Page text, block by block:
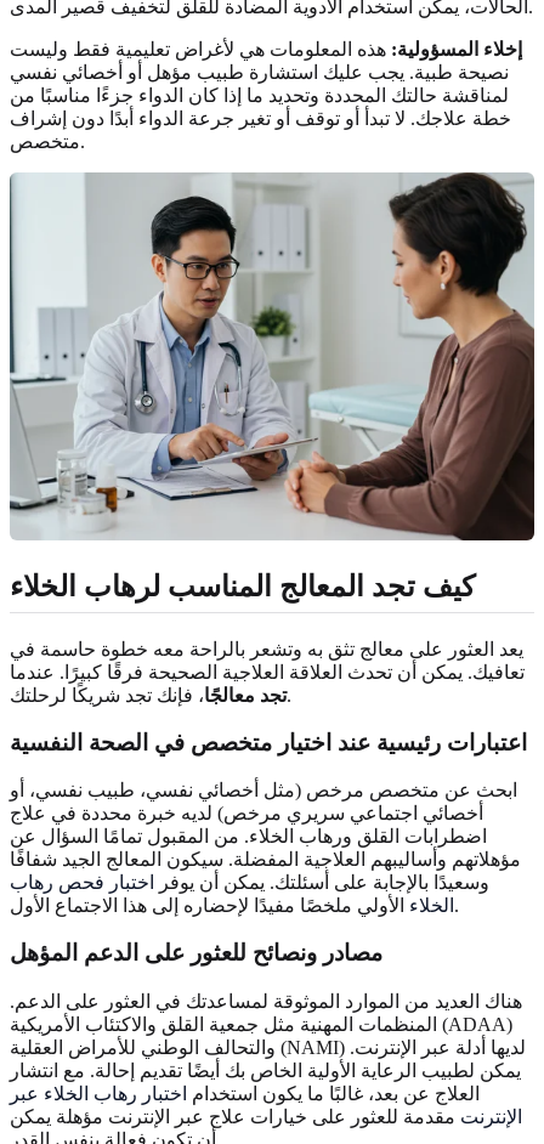
الحالات، يمكن استخدام الأدوية المضادة للقلق لتخفيف قصير المدى.
إخلاء المسؤولية: هذه المعلومات هي لأغراض تعليمية فقط وليست
نصيحة طبية. يجب عليك استشارة طبيب مؤهل أو أخصائي نفسي
لمناقشة حالتك المحددة وتحديد ما إذا كان الدواء جزءًا مناسبًا من
خطة علاجك. لا تبدأ أو توقف أو تغير جرعة الدواء أبدًا دون إشراف
متخصص.
كيف تجد المعالج المناسب لرهاب الخلاء
يعد العثور على معالج تثق به وتشعر بالراحة معه خطوة حاسمة في
تعافيك. يمكن أن تحدث العلاقة العلاجية الصحيحة فرقًا كبيرًا. عندما
تجد معالجًا، فإنك تجد شريكًا لرحلتك.
اعتبارات رئيسية عند اختيار متخصص في الصحة النفسية
ابحث عن متخصص مرخص (مثل أخصائي نفسي، طبيب نفسي، أو
أخصائي اجتماعي سريري مرخص) لديه خبرة محددة في علاج
اضطرابات القلق ورهاب الخلاء. من المقبول تمامًا السؤال عن
مؤهلاتهم وأساليبهم العلاجية المفضلة. سيكون المعالج الجيد شفافًا
وسعيدًا بالإجابة على أسئلتك. يمكن أن يوفر
اختبار فحص رهاب
الخلاء الأولي ملخصًا مفيدًا لإحضاره إلى هذا الاجتماع الأول.
مصادر ونصائح للعثور على الدعم المؤهل
هناك العديد من الموارد الموثوقة لمساعدتك في العثور على الدعم.
المنظمات المهنية مثل جمعية القلق والاكتئاب الأمريكية (ADAA)
والتحالف الوطني للأمراض العقلية (NAMI) لديها أدلة عبر الإنترنت.
يمكن لطبيب الرعاية الأولية الخاص بك أيضًا تقديم إحالة. مع انتشار
العلاج عن بعد، غالبًا ما يكون استخدام اختبار رهاب الخلاء عبر
الإنترنت مقدمة للعثور على خيارات علاج عبر الإنترنت مؤهلة يمكن